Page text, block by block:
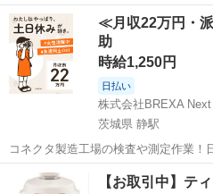
≪月収22万円・
助
時給1,250円
日払い
株式会社BREXA Next
茨城県 静駅
コネクタ製造工場の検査や測定作業！
日128日★クリーンルーム内作業★マ
★就業先食堂利用可！日払い制度あり！
茨城 常陸大宮市 静駅
【お取引中】テ